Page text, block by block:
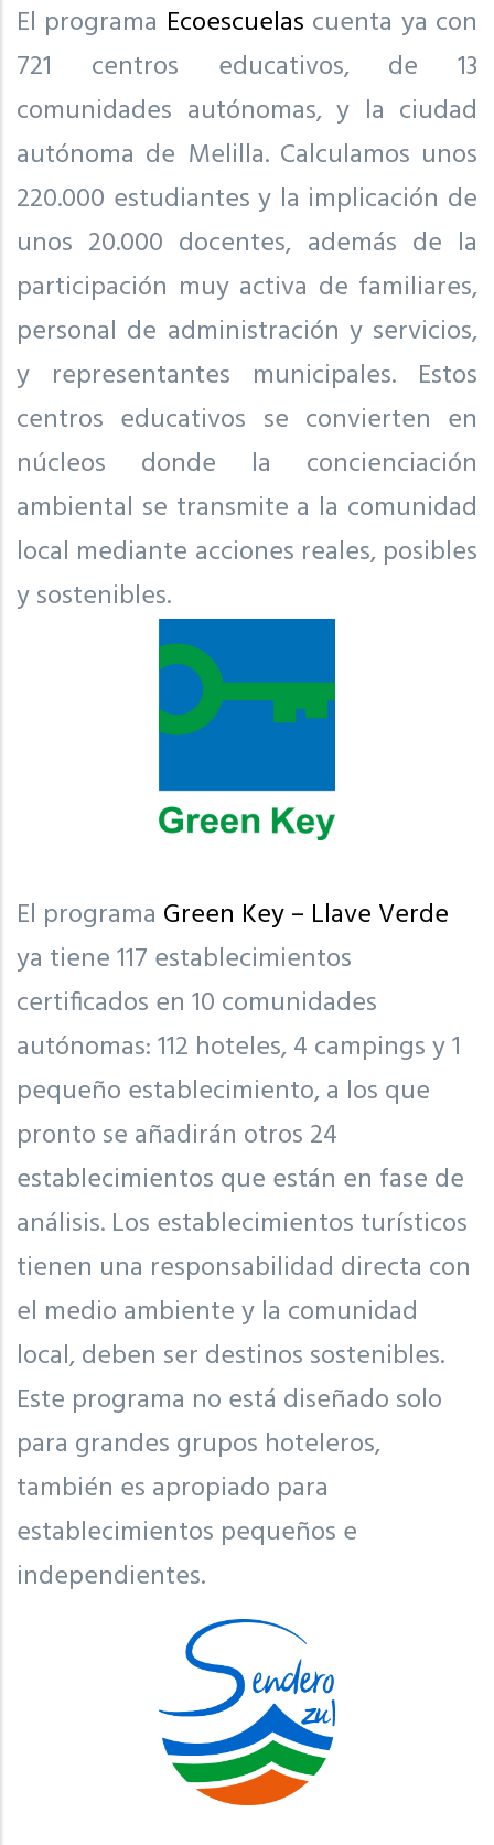
El programa Ecoescuelas cuenta ya con
721 centros educativos, de 13
comunidades autónomas, y la ciudad
autónoma de Melilla. Calculamos unos
220.000 estudiantes y la implicación de
unos 20.000 docentes, además de la
participación muy activa de familiares,
personal de administración y servicios,
y representantes municipales. Estos
centros educativos se convierten en
núcleos donde la concienciación
ambiental se transmite a la comunidad
local mediante acciones reales, posibles
y sostenibles.
El programa Green Key – Llave Verde
ya tiene 117 establecimientos
certificados en 10 comunidades
autónomas: 112 hoteles, 4 campings y 1
pequeño establecimiento, a los que
pronto se añadirán otros 24
establecimientos que están en fase de
análisis. Los establecimientos turísticos
tienen una responsabilidad directa con
el medio ambiente y la comunidad
local, deben ser destinos sostenibles.
Este programa no está diseñado solo
para grandes grupos hoteleros,
también es apropiado para
establecimientos pequeños e
independientes.